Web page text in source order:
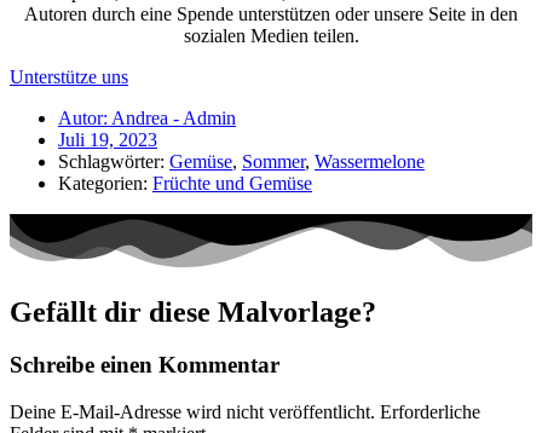
Autoren durch eine Spende unterstützen oder unsere Seite in den
sozialen Medien teilen.
Unterstütze uns
Autor: Andrea - Admin
Juli 19, 2023
Schlagwörter: Gemüse, Sommer, Wassermelone
Kategorien: Früchte und Gemüse
Gefällt dir diese Malvorlage?
Schreibe einen Kommentar
Deine E-Mail-Adresse wird nicht veröffentlicht. Erforderliche